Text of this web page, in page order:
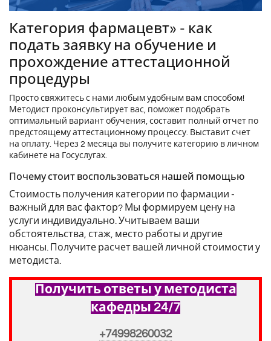
Категория фармацевт» - как
подать заявку на обучение и
прохождение аттестационной
процедуры
Просто свяжитесь с нами любым удобным вам способом!
Методист проконсультирует вас, поможет подобрать
оптимальный вариант обучения, составит полный отчет по
предстоящему аттестационному процессу. Выставит счет
на оплату. Через 2 месяца вы получите категорию в личном
кабинете на Госуслугах.
Почему стоит воспользоваться нашей помощью
Стоимость получения категории по фармации -
важный для вас фактор? Мы формируем цену на
услуги индивидуально. Учитываем ваши
обстоятельства, стаж, место работы и другие
нюансы. Получите расчет вашей личной стоимости у
методиста.
Получить ответы у методиста
кафедры 24/7
+74998260032